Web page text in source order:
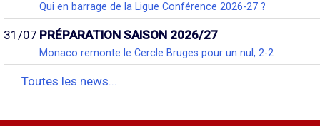
Qui en barrage de la Ligue Conférence 2026-27 ?
31/07 PRÉPARATION SAISON 2026/27
Monaco remonte le Cercle Bruges pour un nul, 2-2
Toutes les news...